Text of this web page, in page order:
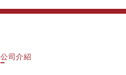
公司介紹